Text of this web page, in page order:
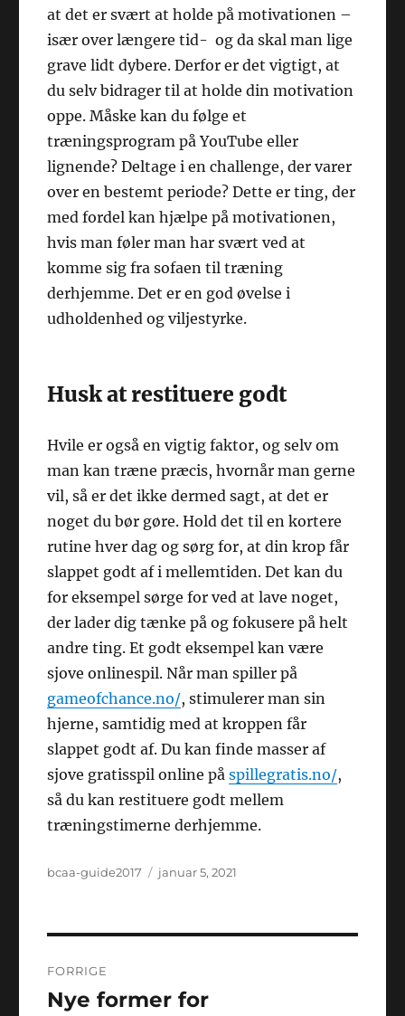
at det er svært at holde på motivationen –
især over længere tid- og da skal man lige
grave lidt dybere. Derfor er det vigtigt, at
du selv bidrager til at holde din motivation
oppe. Måske kan du følge et
træningsprogram på YouTube eller
lignende? Deltage i en challenge, der varer
over en bestemt periode? Dette er ting, der
med fordel kan hjælpe på motivationen,
hvis man føler man har svært ved at
komme sig fra sofaen til træning
derhjemme. Det er en god øvelse i
udholdenhed og viljestyrke.
Husk at restituere godt
Hvile er også en vigtig faktor, og selv om
man kan træne præcis, hvornår man gerne
vil, så er det ikke dermed sagt, at det er
noget du bør gøre. Hold det til en kortere
rutine hver dag og sørg for, at din krop får
slappet godt af i mellemtiden. Det kan du
for eksempel sørge for ved at lave noget,
der lader dig tænke på og fokusere på helt
andre ting. Et godt eksempel kan være
sjove onlinespil. Når man spiller på
gameofchance.no/, stimulerer man sin
hjerne, samtidig med at kroppen får
slappet godt af. Du kan finde masser af
sjove gratisspil online påspillegratis.no/,
så du kan restituere godt mellem
træningstimerne derhjemme.
Forfatter
bcaa-guide2017 Udgivet
januar 5, 2021
FORRIGE
Forrige
Nye former for